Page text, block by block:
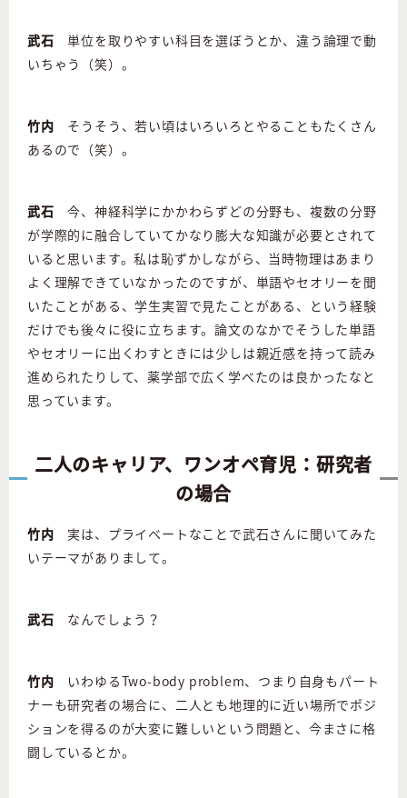
武石 単位を取りやすい科目を選ぼうとか、違う論理で動
いちゃう（笑）。
竹内 そうそう、若い頃はいろいろとやることもたくさん
あるので（笑）。
武石 今、神経科学にかかわらずどの分野も、複数の分野
が学際的に融合していてかなり膨大な知識が必要とされて
いると思います。私は恥ずかしながら、当時物理はあまり
よく理解できていなかったのですが、単語やセオリーを聞
いたことがある、学生実習で見たことがある、という経験
だけでも後々に役に立ちます。論文のなかでそうした単語
やセオリーに出くわすときには少しは親近感を持って読み
進められたりして、薬学部で広く学べたのは良かったなと
思っています。
二人のキャリア、ワンオペ育児：研究者
の場合
竹内 実は、プライベートなことで武石さんに聞いてみた
いテーマがありまして。
武石 なんでしょう？
竹内 いわゆるTwo-body problem、つまり自身もパート
ナーも研究者の場合に、二人とも地理的に近い場所でポジ
ションを得るのが大変に難しいという問題と、今まさに格
闘しているとか。